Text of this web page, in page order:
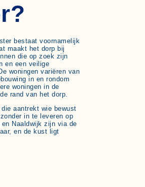
bestaat voornamelijk
maakt het dorp bij
die op zoek zijn
en een veilige
woningen variëren van
in en rondom
woningen in de
rand van het dorp.
aantrekt wie bewust
in te leveren op
en Naaldwijk zijn via de
en de kust ligt